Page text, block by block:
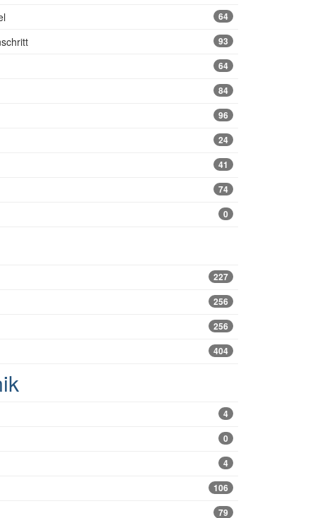
64
93
64
84
96
24
41
74
0
227
256
256
404
4
0
4
106
79